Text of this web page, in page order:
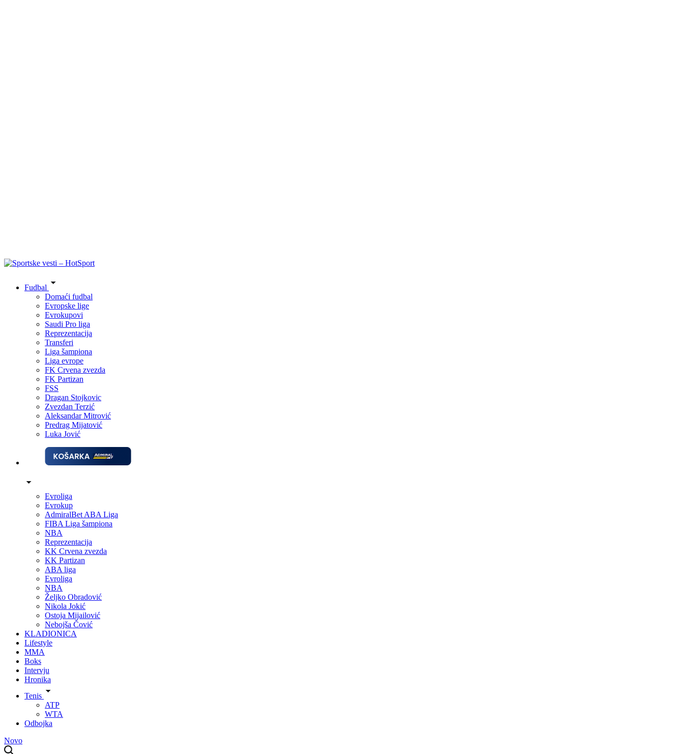
Fudbal
Domaći fudbal
Evropske lige
Evrokupovi
Saudi Pro liga
Reprezentacija
Transferi
Liga šampiona
Liga evrope
FK Crvena zvezda
FK Partizan
FSS
Dragan Stojkovic
Zvezdan Terzić
Aleksandar Mitrović
Predrag Mijatović
Luka Jović
Evroliga
Evrokup
AdmiralBet ABA Liga
FIBA Liga šampiona
NBA
Reprezentacija
KK Crvena zvezda
KK Partizan
ABA liga
Evroliga
NBA
Željko Obradović
Nikola Jokić
Ostoja Mijailović
Nebojša Čović
KLADIONICA
Lifestyle
MMA
Boks
Intervju
Hronika
Tenis
ATP
WTA
Odbojka
Novo